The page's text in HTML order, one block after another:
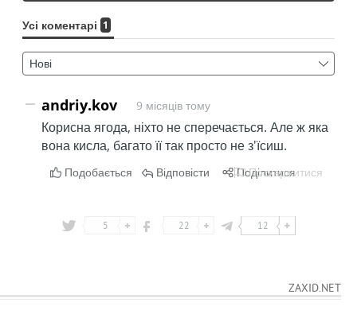
5 22 12
ZAXID.NET